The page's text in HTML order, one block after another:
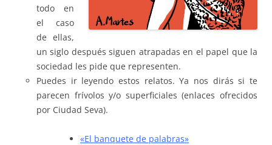
todo en
el caso
de ellas,
un siglo después siguen atrapadas en el papel que la
sociedad les pide que representen.
Puedes ir leyendo estos relatos. Ya nos dirás si te
parecen frívolos y/o superficiales (enlaces ofrecidos
por Ciudad Seva).
«El banquete de palabras»